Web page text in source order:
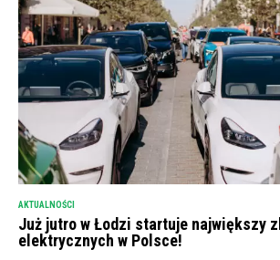
AKTUALNOŚCI
Już jutro w Łodzi startuje największy
elektrycznych w Polsce!